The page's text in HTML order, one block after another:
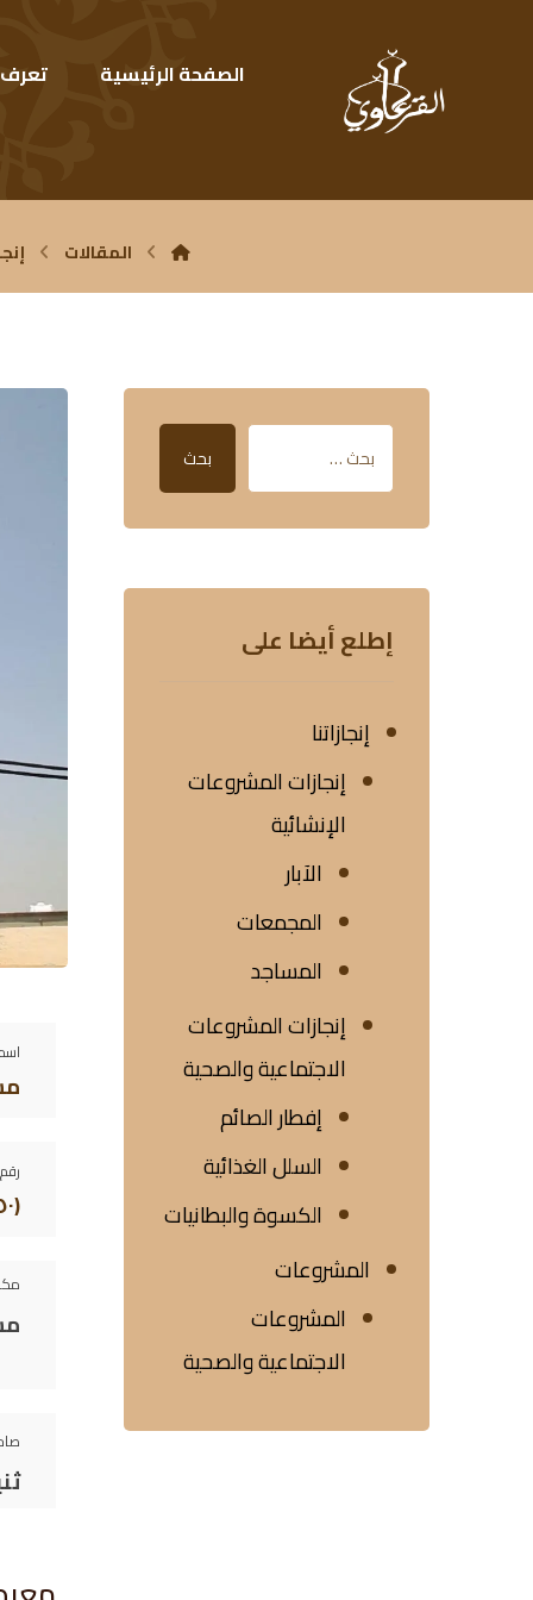
الصفحة الرئيسية تعرف
المقالات
(١٥٠)
بحث
إطلع أيضا على
إنجازاتنا
إنجازات المشروعات
الإنشائية
الآبار
المجمعات
المساجد
إنجازات المشروعات
الاجتماعية والصحية
إفطار الصائم
السلل الغذائية
الكسوة والبطانيات
المشروعات
المشروعات
الاجتماعية والصحية